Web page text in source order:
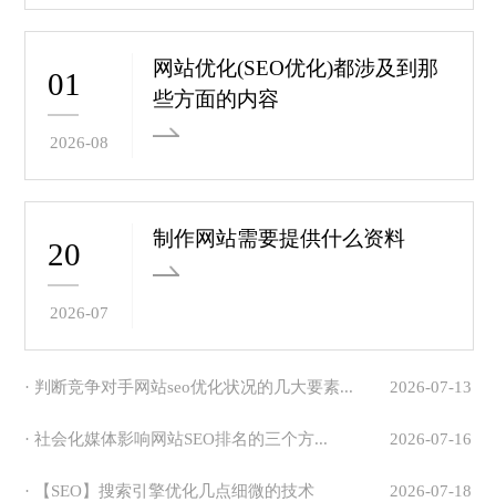
01
2026-08
网站优化(SEO优化)都涉及到那
些方面的内容
20
2026-07
制作网站需要提供什么资料
2026-07-13
· 判断竞争对手网站seo优化状况的几大要素...
2026-07-16
· 社会化媒体影响网站SEO排名的三个方...
2026-07-18
· 【SEO】搜索引擎优化几点细微的技术